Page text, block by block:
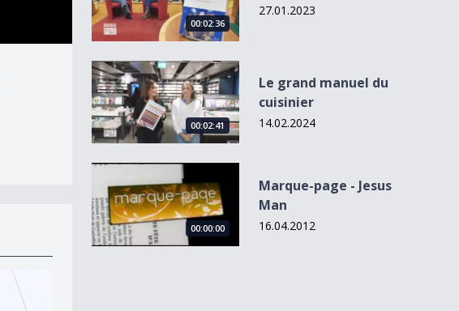
00:02:36
27.01.2023
Le grand manuel du cuisinier
00:02:41
Le grand manuel du
cuisinier
14.02.2024
Marque-page - Jesus Man
00:00:00
Marque-page - Jesus
Man
16.04.2012